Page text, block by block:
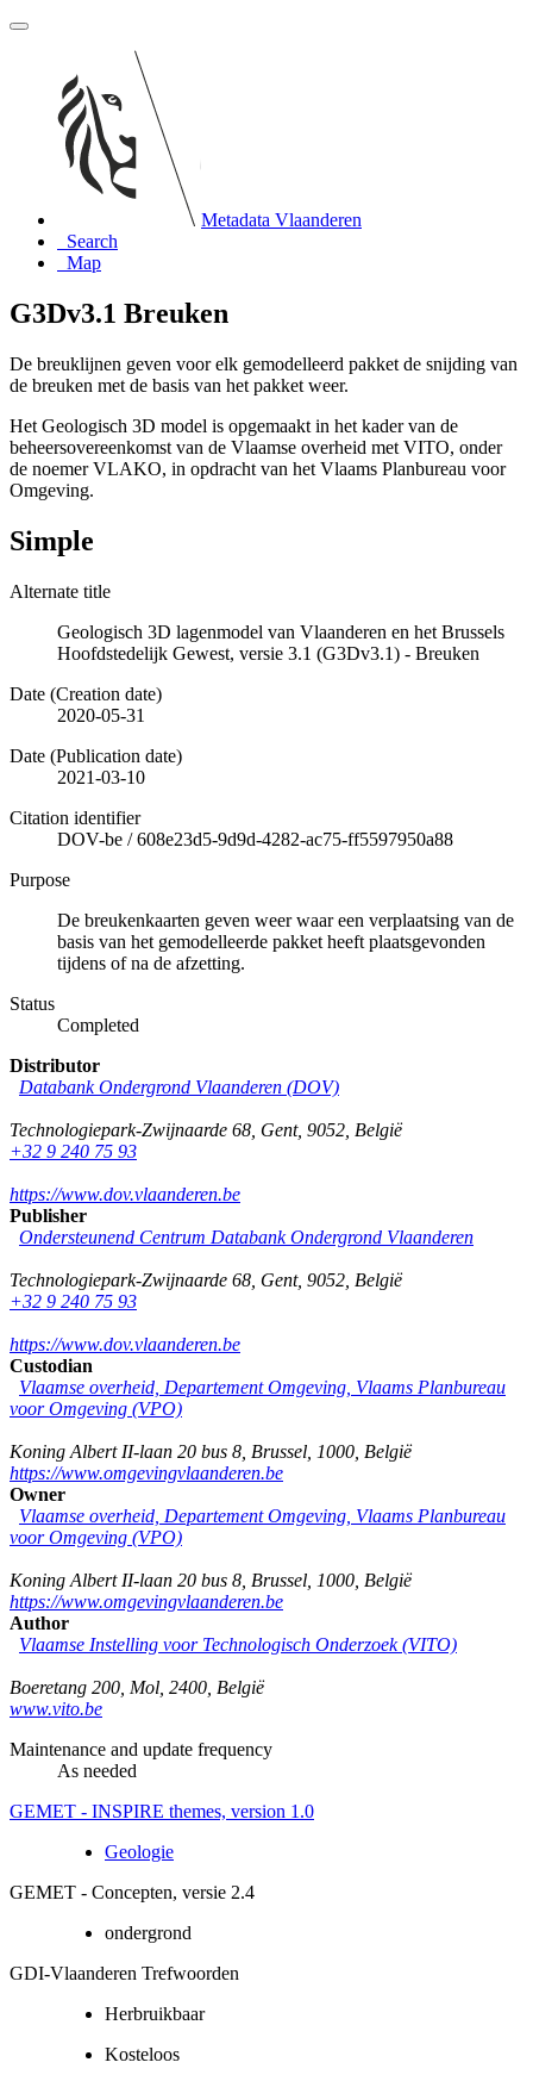
Metadata Vlaanderen
Search
Map
G3Dv3.1 Breuken
De breuklijnen geven voor elk gemodelleerd pakket de snijding van
de breuken met de basis van het pakket weer.
Het Geologisch 3D model is opgemaakt in het kader van de
beheersovereenkomst van de Vlaamse overheid met VITO, onder
de noemer VLAKO, in opdracht van het Vlaams Planbureau voor
Omgeving.
Simple
Alternate title
Geologisch 3D lagenmodel van Vlaanderen en het Brussels
Hoofdstedelijk Gewest, versie 3.1 (G3Dv3.1) - Breuken
Date (Creation date)
2020-05-31
Date (Publication date)
2021-03-10
Citation identifier
DOV-be /608e23d5-9d9d-4282-ac75-ff5597950a88
Purpose
De breukenkaarten geven weer waar een verplaatsing van de
basis van het gemodelleerde pakket heeft plaatsgevonden
tijdens of na de afzetting.
Status
Completed
Distributor
Databank Ondergrond Vlaanderen (DOV)
Technologiepark-Zwijnaarde 68 Gent, 9052 België
+32 9 240 75 93
https://www.dov.vlaanderen.be
Publisher
Ondersteunend Centrum Databank Ondergrond Vlaanderen
Technologiepark-Zwijnaarde 68 Gent, 9052 België
+32 9 240 75 93
https://www.dov.vlaanderen.be
Custodian
Vlaamse overheid, Departement Omgeving, Vlaams Planbureau
voor Omgeving (VPO)
Koning Albert II-laan 20 bus 8 Brussel 1000 België
https://www.omgevingvlaanderen.be
Owner
Vlaamse overheid, Departement Omgeving, Vlaams Planbureau
voor Omgeving (VPO)
Koning Albert II-laan 20 bus 8 Brussel 1000 België
https://www.omgevingvlaanderen.be
Author
Vlaamse Instelling voor Technologisch Onderzoek (VITO)
Boeretang 200 Mol 2400 België
www.vito.be
Maintenance and update frequency
As needed
GEMET - INSPIRE themes, version 1.0
Geologie
GEMET - Concepten, versie 2.4
ondergrond
GDI-Vlaanderen Trefwoorden
Herbruikbaar
Kosteloos